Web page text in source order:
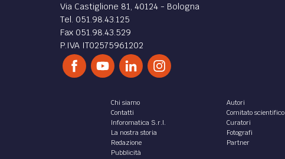
Via Castiglione 81, 40124 - Bologna
Tel. 051.98.43.125
Fax 051.98.43.529
P.IVA IT02575961202
Chi siamo
Contatti
Inforomatica S.r.l.
La nostra storia
Redazione
Pubblicità
Autori
Comitato scientifico
Curatori
Fotografi
Partner